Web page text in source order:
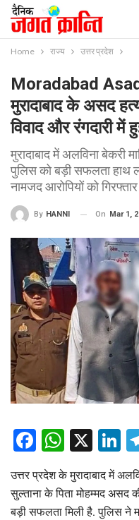
Home राज्य उत्तर प्रदेश
Moradabad
मुरादाबाद के असद
विवाद और रंगदारी में
मुरादाबाद में अलविना बेकरी
पुलिस को बड़ी सफलता हाथ
नामजद आरोपियों को
By HANNI On Mar 1,
Facebook
X
उत्तर प्रदेश के मुरादाबाद में
सुल्ताना के पिता मोहम्मद
बड़ी सफलता मिली है. पुलिस ने